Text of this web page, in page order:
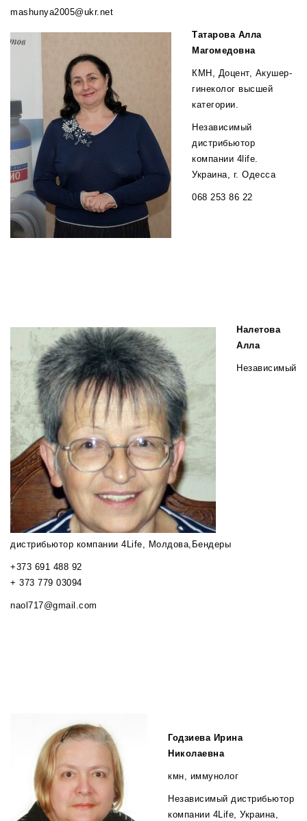
mashunya2005@ukr.net
Татарова Алла
Магомедовна
КМН, Доцент, Акушер-
гинеколог высшей
категории.
Независимый
дистрибьютор
компании 4life.
Украина, г. Одесса
068 253 86 22
Налетова
Алла
Независимый
дистрибьютор компании 4Life, Молдова,Бендеры
+373 691 488 92
+ 373 779 03094
naol717@gmail.com
Годзиева Ирина
Николаевна
кмн, иммунолог
Независимый дистрибьютор
компании 4Life, Украина,